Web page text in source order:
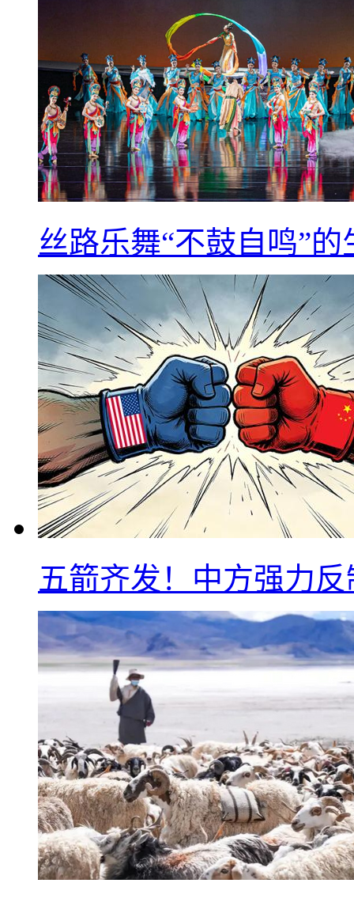
丝路乐舞“不鼓自鸣”
五箭齐发！中方强力